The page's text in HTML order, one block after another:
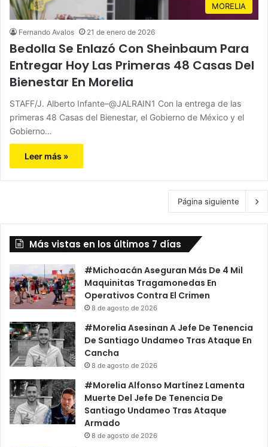
MORELIA
Fernando Avalos 21 de enero de 2026
Bedolla Se Enlazó Con Sheinbaum Para
Entregar Hoy Las Primeras 48 Casas Del
Bienestar En Morelia
STAFF/J. Alberto Infante–@JALRAIN1 Con la entrega de las
primeras 48 Casas del Bienestar, el Gobierno de México y el
Gobierno…
Leer más »
Página siguiente
Más vistas en los últimos 7 días
#Michoacán Aseguran Más De 4 Mil
Maquinitas Tragamonedas En
Operativos Contra El Crimen
8 de agosto de 2026
#Morelia Asesinan A Jefe De Tenencia
De Santiago Undameo Tras Ataque En
Cancha
8 de agosto de 2026
#Morelia Alfonso Martínez Lamenta
Muerte Del Jefe De Tenencia De
Santiago Undameo Tras Ataque
Armado
8 de agosto de 2026